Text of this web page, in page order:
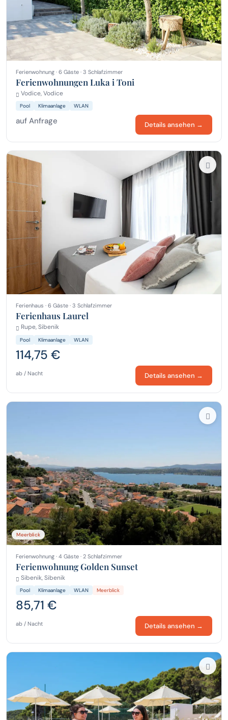
Ferienwohnung · 6 Gäste · 3 Schlafzimmer
Ferienwohnungen Luka i Toni
Vodice, Vodice
Pool Klimaanlage WLAN
auf Anfrage Details ansehen →
Ferienhaus · 6 Gäste · 3 Schlafzimmer
Ferienhaus Laurel
Rupe, Sibenik
Pool Klimaanlage WLAN
114,75 €
ab / Nacht Details ansehen →
Meerblick
Ferienwohnung · 4 Gäste · 2 Schlafzimmer
Ferienwohnung Golden Sunset
Sibenik, Sibenik
Pool Klimaanlage WLAN Meerblick
85,71 €
ab / Nacht Details ansehen →